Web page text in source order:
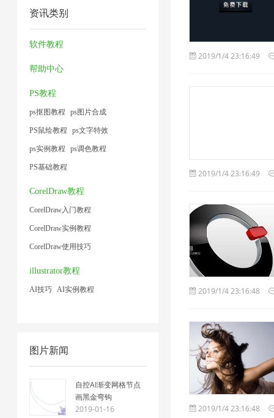
图
片
缩
1
2
1
压
缩
1
频
资讯类别
软件教程
帮助中心
PS教程
ps抠图教程 ps图片合成
PS鼠绘教程 ps文字特效
ps实例教程 ps调色教程
PS基础教程
CorelDraw教程
CorelDraw入门教程
CorelDraw实例教程
CorelDraw使用技巧
illustrator教程
AI技巧 AI实例教程
图片新闻
自控AI渐变网格节点
画黑金弯钩
2019-01-16
2019/1/4 23:16:49
2019/1/4 23:16:49
2019/1/4 23:16:48
2019/1/4 23:16:48